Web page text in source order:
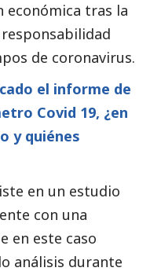
económica tras la
de coronavirus.
el informe de
Covid 19, ¿en
y quiénes
en un estudio
con una
en este caso
análisis durante